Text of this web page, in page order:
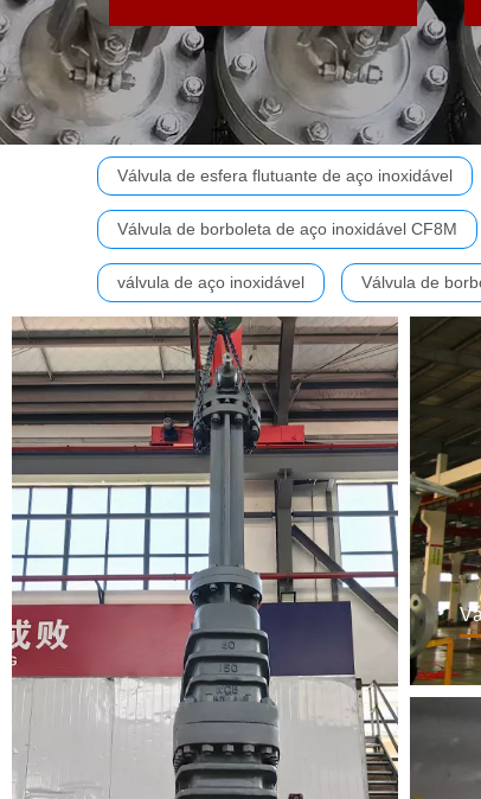
Válvula de esfera flutuante de aço inoxidável
Válvula de borboleta de aço inoxidável CF8M
válvula de aço inoxidável Válvula de